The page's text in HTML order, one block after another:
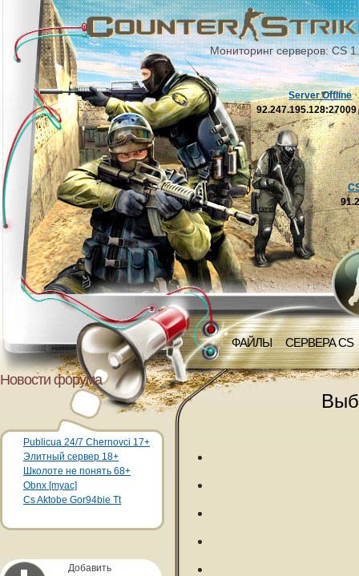
Мониторинг серверов: CS
ФАЙЛЫ СЕРВЕРА CS
Server Offline
92.247.195.128:27009
Новости форума
Publicua 24/7 Chernovci 17+
Элитный сервер 18+
Школоте не понять 68+
Obnx [myac]
Cs Aktobe Gor94bie Tt
Добавить